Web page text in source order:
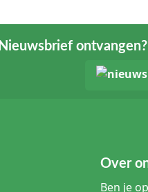
Nieuwsbrief ontvangen?
Over
Ben je